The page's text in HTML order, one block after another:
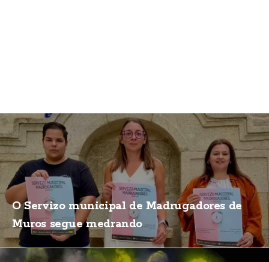
O Servizo municipal de Madrugadores de
Muros segue medrando